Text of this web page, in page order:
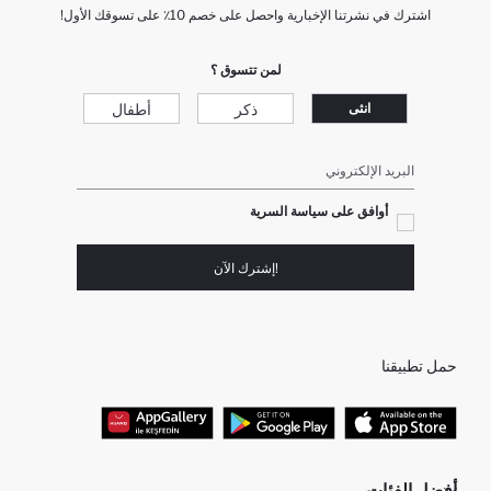
اشترك في نشرتنا الإخبارية واحصل على خصم 10٪ على تسوقك الأول!
لمن تتسوق ؟
انثى ذكر أطفال
البريد الإلكتروني
أوافق على سياسة السرية
!إشترك الآن
حمل تطبيقنا